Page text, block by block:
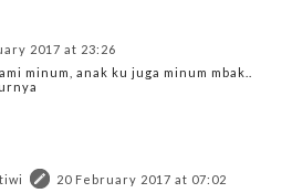
2017 at 23:26
minum, anak ku juga minum mbak..
20 February 2017 at 07:02